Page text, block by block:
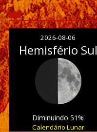
2026-08-06
Hemisfério Sul
Diminuindo 51%
Calendário Lunar